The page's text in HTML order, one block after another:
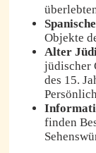
Objekte
Alter
jüdischer
des 15.
finden